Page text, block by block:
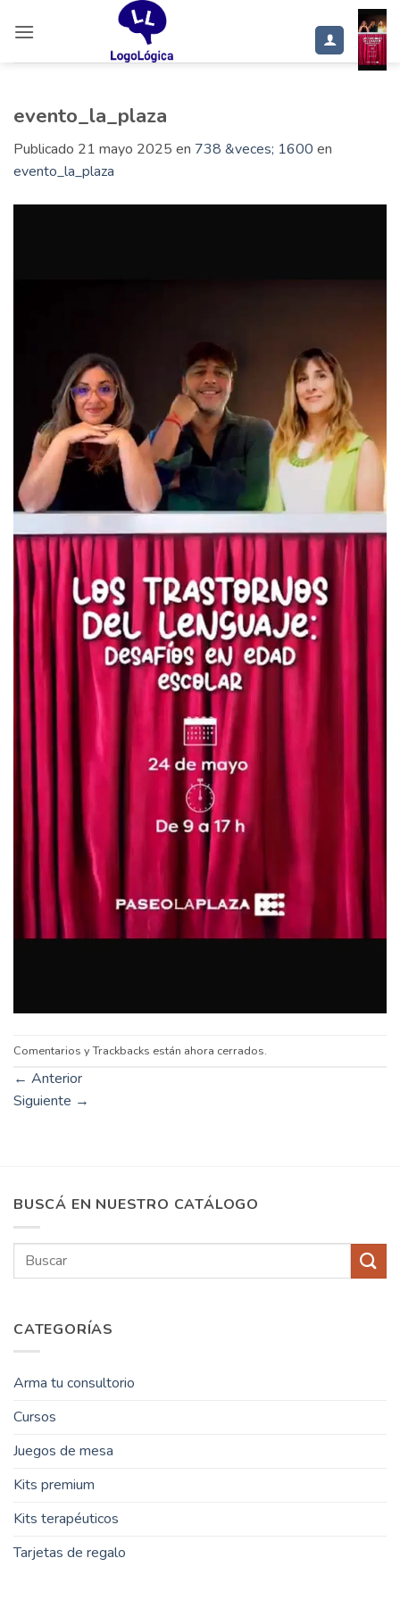
evento_la_plaza
Publicado 21 mayo 2025 en 738 &veces; 1600 en
evento_la_plaza
Comentarios y Trackbacks están ahora cerrados.
← Anterior
Siguiente →
BUSCÁ EN NUESTRO CATÁLOGO
Buscar
CATEGORÍAS
Arma tu consultorio
Cursos
Juegos de mesa
Kits premium
Kits terapéuticos
Tarjetas de regalo